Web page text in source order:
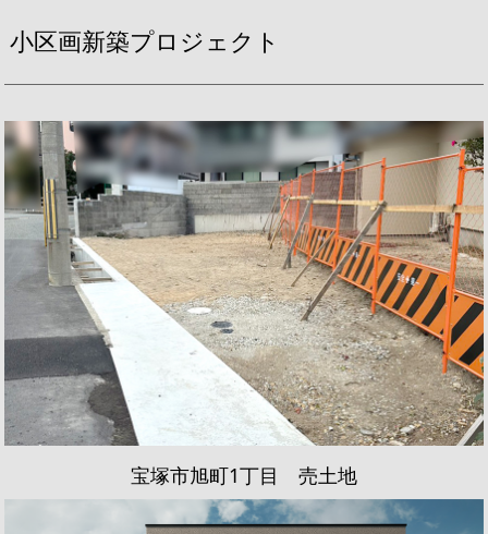
小区画新築プロジェクト
宝塚市旭町1丁目 売土地